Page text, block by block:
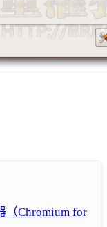
（Chromium for